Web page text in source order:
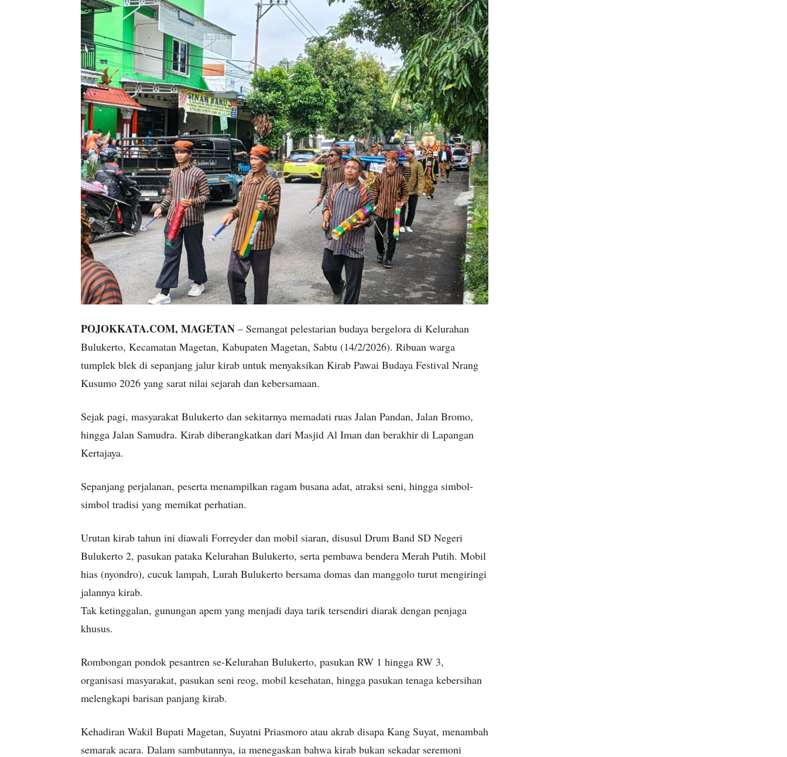
POJOKKATA.COM, MAGETAN – Semangat pelestarian budaya bergelora di Kelurahan
Bulukerto, Kecamatan Magetan, Kabupaten Magetan, Sabtu (14/2/2026). Ribuan warga
tumplek blek di sepanjang jalur kirab untuk menyaksikan Kirab Pawai Budaya Festival Nrang
Kusumo 2026 yang sarat nilai sejarah dan kebersamaan.
Sejak pagi, masyarakat Bulukerto dan sekitarnya memadati ruas Jalan Pandan, Jalan Bromo,
hingga Jalan Samudra. Kirab diberangkatkan dari Masjid Al Iman dan berakhir di Lapangan
Kertajaya.
Sepanjang perjalanan, peserta menampilkan ragam busana adat, atraksi seni, hingga simbol-
simbol tradisi yang memikat perhatian.
Urutan kirab tahun ini diawali Forreyder dan mobil siaran, disusul Drum Band SD Negeri
Bulukerto 2, pasukan pataka Kelurahan Bulukerto, serta pembawa bendera Merah Putih. Mobil
hias (nyondro), cucuk lampah, Lurah Bulukerto bersama domas dan manggolo turut mengiringi
jalannya kirab.
Tak ketinggalan, gunungan apem yang menjadi daya tarik tersendiri diarak dengan penjaga
khusus.
Rombongan pondok pesantren se-Kelurahan Bulukerto, pasukan RW 1 hingga RW 3,
organisasi masyarakat, pasukan seni reog, mobil kesehatan, hingga pasukan tenaga kebersihan
melengkapi barisan panjang kirab.
Kehadiran Wakil Bupati Magetan, Suyatni Priasmoro atau akrab disapa Kang Suyat, menambah
semarak acara. Dalam sambutannya, ia menegaskan bahwa kirab bukan sekadar seremoni